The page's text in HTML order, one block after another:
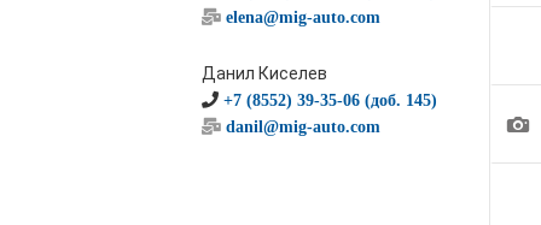
elena@mig-auto.com
Данил Киселев
+7 (8552) 39-35-06 (доб. 145)
danil@mig-auto.com
1